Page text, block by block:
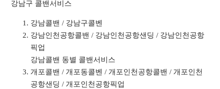
강남구 콜밴서비스
강남콜밴 / 강남구콜벤
강남인천공항콜밴 / 강남인천공항샌딩 / 강남인천공항
픽업
강남콜밴 동별 콜밴서비스
개포콜밴 / 개포동콜벤 / 개포인천공항콜밴 / 개포인천
공항샌딩 / 개포인천공항픽업